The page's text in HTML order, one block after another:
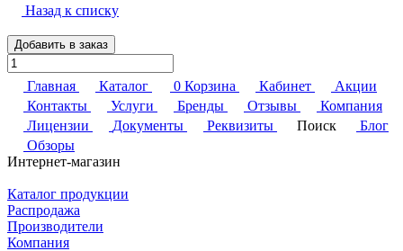
Назад к списку
Добавить в заказ
Главная Каталог 0 Корзина Кабинет
Акции
Контакты
Услуги Бренды Отзывы
Компания
Лицензии
Документы Реквизиты Поиск
Блог
Обзоры
Интернет-магазин
Каталог продукции
Распродажа
Производители
Компания